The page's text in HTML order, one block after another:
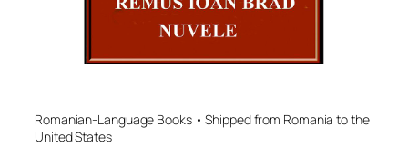
Romanian-Language Books • Shipped from Romania to the
United States